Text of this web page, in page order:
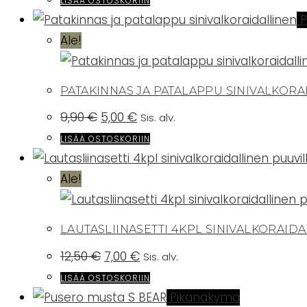
39,90 €.19,90 €.
Ale!
PATAKINNAS JA PATALAPPU
9,90€ Alkuperäinen
hinta
oli:
9,90 €.
5,00 €Nykyinen
hinta
on:
5,00 €.
Sis. alv.
LISÄÄ OSTOSKORIIN
Ale!
LAUTASLIINASETTI 4KPL
12,50€ Alkuperäinen
hinta
oli:
12,50 €.
7,00 €Nykyinen
hinta
on:
7,00 €.
Sis. alv.
LISÄÄ OSTOSKORIIN
Pikanäkymä